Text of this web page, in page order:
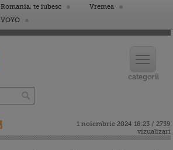
Romania, te iubesc
Vremea
VOYO
1 noiembrie 2024 18:23 / 2739
vizualizari